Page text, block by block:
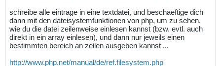
schreibe alle eintrage in eine textdatei, und beschaeftige dich
dann mit den dateisystemfunktionen von php, um zu sehen,
wie du die datei zeilenweise einlesen kannst (bzw. evtl. auch
direkt in ein array einlesen), und dann nur jeweils einen
bestimmten bereich an zeilen ausgeben kannst ...
http://www.php.net/manual/de/ref.filesystem.php